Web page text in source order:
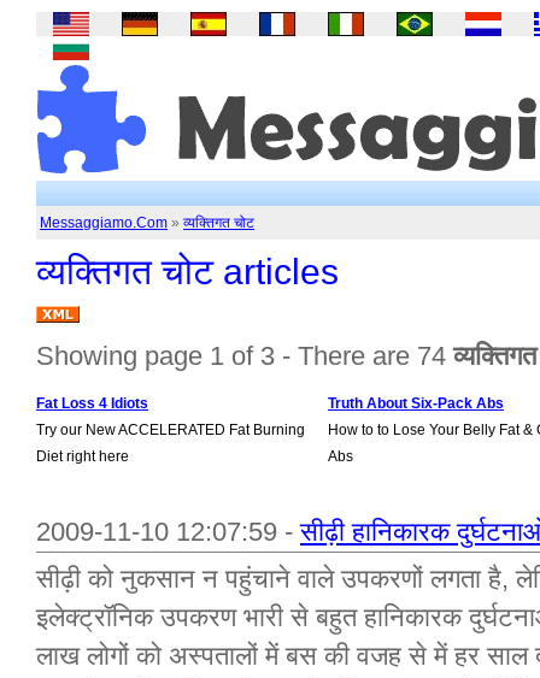
Messaggiamo.Com » व्यक्तिगत चोट
व्यक्तिगत चोट articles
Showing page 1 of 3 - There are 74
Fat Loss 4 Idiots
Try our New ACCELERATED Fat Burning
Diet right here
Truth About Six-Pack Abs
How to to Lose Your Belly Fat &
Abs
2009-11-10 12:07:59 -सीढ़ी हानिकारक
सीढ़ी को नुकसान न पहुंचाने वाले उपकरणों लगता है,
इलेक्ट्रॉनिक उपकरण भारी से बहुत हानिकारक
लाख लोगों को अस्पतालों में बस की वजह से में हर